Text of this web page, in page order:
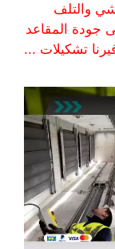
والتلف
جودة المقاعد
تشكيلات ...